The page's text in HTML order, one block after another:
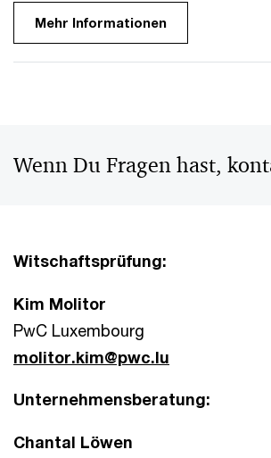
Mehr Informationen
Wenn Du Fragen hast,
Witschaftsprüfung:
Kim Molitor
PwC Luxembourg
molitor.kim@pwc.lu
Unternehmensberatung:
Chantal Löwen